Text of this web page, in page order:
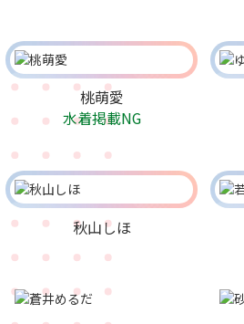
桃萌愛
水着掲載NG
秋山しほ